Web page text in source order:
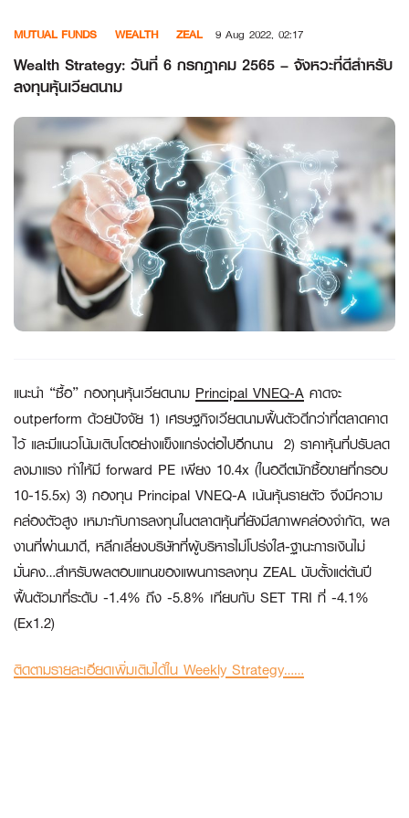
content
MUTUAL FUNDS WEALTH ZEAL 9 Aug 2022, 02:17
Wealth Strategy: วันที่ 6 กรกฎาคม 2565 – จังหวะที่ดีสำหรับ
ลงทุนหุ้นเวียดนาม
แนะนำ “ซื้อ” กองทุนหุ้นเวียดนาม Principal VNEQ-A คาดจะ
outperform ด้วยปัจจัย 1) เศรษฐกิจเวียดนามฟื้นตัวดีกว่าที่ตลาดคาด
ไว้ และมีแนวโน้มเติบโตอย่างแข็งแกร่งต่อไปอีกนาน 2) ราคาหุ้นที่ปรับลด
ลงมาแรง ทำให้มี forward PE เพียง 10.4x (ในอดีตมักซื้อขายที่กรอบ
10-15.5x) 3) กองทุน Principal VNEQ-A เน้นหุ้นรายตัว จึงมีความ
คล่องตัวสูง เหมาะกับการลงทุนในตลาดหุ้นที่ยังมีสภาพคล่องจำกัด, ผล
งานที่ผ่านมาดี, หลีกเลี่ยงบริษัทที่ผู้บริหารไม่โปร่งใส-ฐานะการเงินไม่
มั่นคง…สำหรับผลตอบแทนของแผนการลงทุน ZEAL นับตั้งแต่ต้นปี
ฟื้นตัวมาที่ระดับ -1.4% ถึง -5.8% เทียบกับ SET TRI ที่ -4.1%
(Ex1.2)
ติดตามรายละเอียดเพิ่มเติมได้ใน Weekly Strategy……